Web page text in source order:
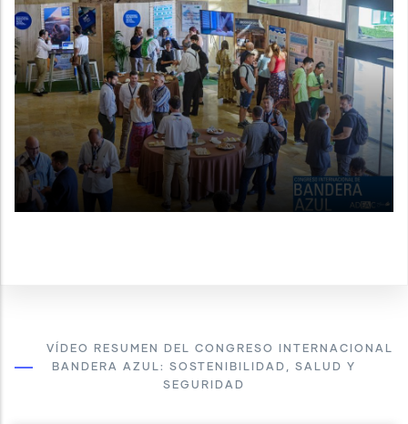
VÍDEO RESUMEN DEL CONGRESO INTERNACIONAL
BANDERA AZUL: SOSTENIBILIDAD, SALUD Y
SEGURIDAD